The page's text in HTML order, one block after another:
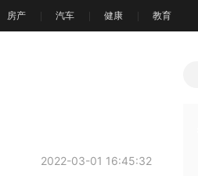
房产 汽车 健康 教育
2022-03-01 16:45:32